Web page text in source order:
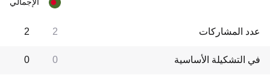
عدد المشاركات 2
2
في التشكيلة الأساسية 0
0